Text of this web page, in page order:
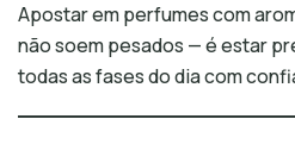
Apostar em perfumes com
não soem pesados — é estar
todas as fases do dia com